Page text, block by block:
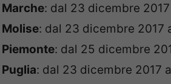
Marche: dal 23 dicembre
Molise: dal 23 dicembre 2017
Piemonte: dal 25 dicembre
Puglia: dal 23 dicembre 2017